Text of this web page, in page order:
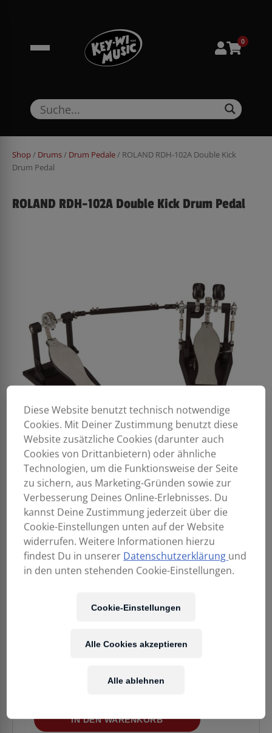
0
Shop/ Drums/ Drum Pedale/ ROLAND RDH-102A Double Kick
Drum Pedal
ROLAND RDH-102A Double Kick Drum Pedal
389,00€
Kostenloser Versandin AT & DE
Verfügbarkeit: 1 Stück verfügbar
RDH-
IN DEN WARENKORB
Diese Website benutzt technisch notwendige
Cookies. Mit Deiner Zustimmung benutzt diese
Website zusätzliche Cookies (darunter auch
Cookies von Drittanbietern) oder ähnliche
Technologien, um die Funktionsweise der Seite
zu sichern, aus Marketing-Gründen sowie zur
Verbesserung Deines Online-Erlebnisses. Du
kannst Deine Zustimmung jederzeit über die
Cookie-Einstellungen unten auf der Website
widerrufen. Weitere Informationen hierzu
findest Du in unserer Datenschutzerklärung und
in den unten stehenden Cookie-Einstellungen.
Cookie-Einstellungen
Alle ablehnen
Alle Cookies akzeptieren